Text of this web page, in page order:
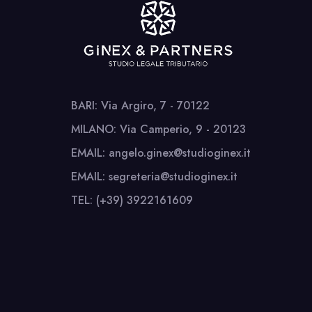
BARI: Via Argiro, 7 - 70122
MILANO: Via Camperio, 9 - 20123
EMAIL: angelo.ginex@studioginex.it
EMAIL: segreteria@studioginex.it
TEL: (+39) 3922161609